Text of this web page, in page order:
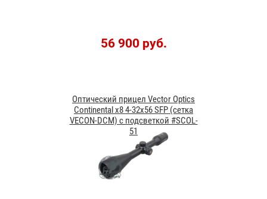
56 900 руб.
Оптический прицел Vector Optics
Continental x8 4-32x56 SFP (сетка
VECON-DCM) с подсветкой #SCOL-
51